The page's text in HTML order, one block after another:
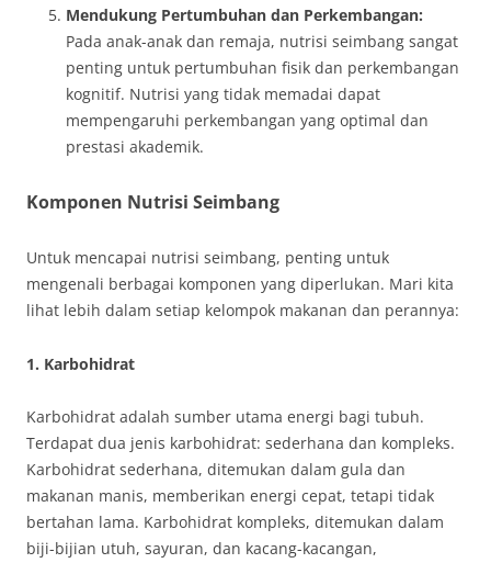
Mendukung Pertumbuhan dan Perkembangan:
Pada anak-anak dan remaja, nutrisi seimbang sangat
penting untuk pertumbuhan fisik dan perkembangan
kognitif. Nutrisi yang tidak memadai dapat
mempengaruhi perkembangan yang optimal dan
prestasi akademik.
Komponen Nutrisi Seimbang
Untuk mencapai nutrisi seimbang, penting untuk
mengenali berbagai komponen yang diperlukan. Mari kita
lihat lebih dalam setiap kelompok makanan dan perannya:
1. Karbohidrat
Karbohidrat adalah sumber utama energi bagi tubuh.
Terdapat dua jenis karbohidrat: sederhana dan kompleks.
Karbohidrat sederhana, ditemukan dalam gula dan
makanan manis, memberikan energi cepat, tetapi tidak
bertahan lama. Karbohidrat kompleks, ditemukan dalam
biji-bijian utuh, sayuran, dan kacang-kacangan,